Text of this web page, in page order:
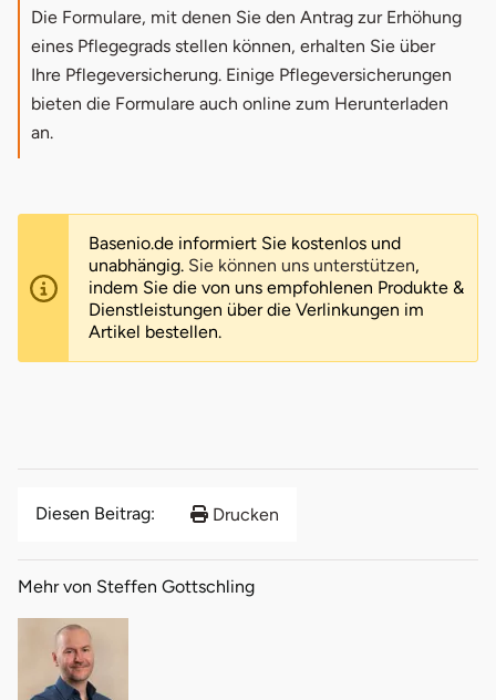
Die Formulare, mit denen Sie den Antrag zur Erhöhung
eines Pflegegrads stellen können, erhalten Sie über
Ihre Pflegeversicherung. Einige Pflegeversicherungen
bieten die Formulare auch online zum Herunterladen
an.
Basenio.de informiert Sie kostenlos und
unabhängig. Sie können uns unterstützen,
indem Sie die von uns empfohlenen Produkte &
Dienstleistungen über die Verlinkungen im
Artikel bestellen.
Diesen Beitrag: Drucken
Mehr von Steffen Gottschling